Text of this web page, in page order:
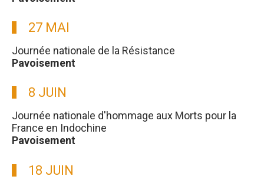
27 MAI
Journée nationale de la Résistance
Pavoisement
8 JUIN
Journée nationale d'hommage aux Morts pour la
France en Indochine
Pavoisement
18 JUIN